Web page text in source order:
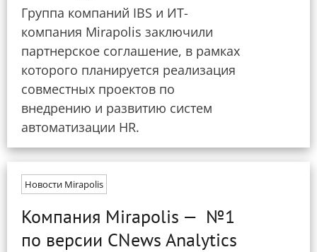
Группа компаний IBS и ИТ-
компания Mirapolis заключили
партнерское соглашение, в рамках
которого планируется реализация
совместных проектов по
внедрению и развитию систем
автоматизации HR.
Новости Mirapolis
Компания Mirapolis — №1
по версии CNews Analytics